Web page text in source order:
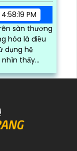
PM
sàn thương
hóa là điều
dụng hệ
nhìn thấy
theo đấy
một cách